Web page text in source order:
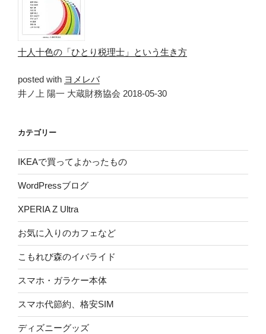
十人十色の「ひとり税理士」という生き方
posted with ヨメレバ
井ノ上 陽一 大蔵財務協会 2018-05-30
カテゴリー
IKEAで買ってよかったもの
WordPressブログ
XPERIA Z Ultra
お気に入りのカフェなど
こもれび森のイバライド
スマホ・ガラケー本体
スマホ代節約、格安SIM
ディズニーグッズ